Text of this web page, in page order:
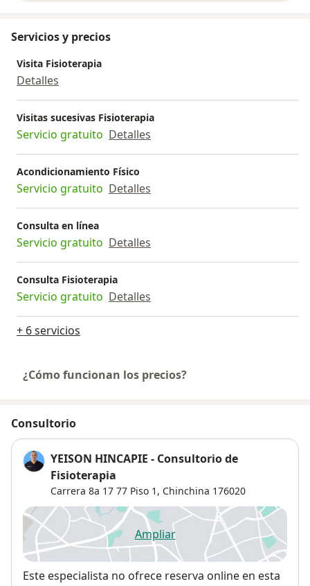
Servicios y precios
Visita Fisioterapia
Detalles
Visitas sucesivas Fisioterapia
Servicio gratuito Detalles
Acondicionamiento Físico
Servicio gratuito Detalles
Consulta en línea
Servicio gratuito Detalles
Consulta Fisioterapia
Servicio gratuito Detalles
+ 6 servicios
¿Cómo funcionan los precios?
Consultorio
YEISON HINCAPIE - Consultorio de
Fisioterapia
Carrera 8a 17 77 Piso 1, Chinchina 176020
Ampliarse abre en una nueva
Disponibilidad
Este especialista no ofrece reserva online en esta